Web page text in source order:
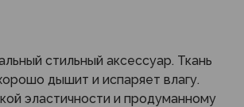
стильный аксессуар. Ткань
дышит и испаряет влагу.
эластичности и продуманному